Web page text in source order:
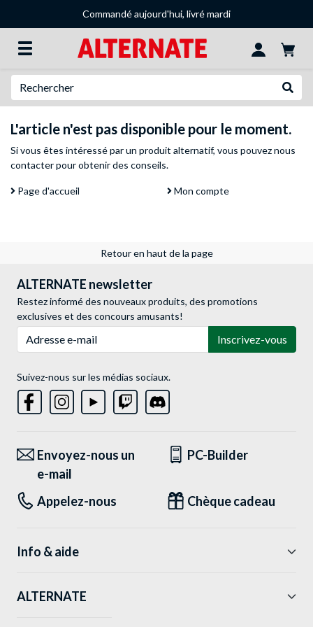
Commandé aujourd'hui, livré mardi
L'article n'est pas disponible pour le moment.
Si vous êtes intéressé par un produit alternatif, vous pouveznous
contacterpour obtenir des conseils.
Page d'accueil Mon compte
Retour en haut de la page
ALTERNATE newsletter
Restez informé des nouveaux produits, des promotions
exclusives et des concours amusants!
Inscrivez-vous
Suivez-nous sur les médias sociaux.
Envoyez-nous un
e-mail
PC-Builder
Appelez-nous Chèque cadeau
Info & aide
ALTERNATE